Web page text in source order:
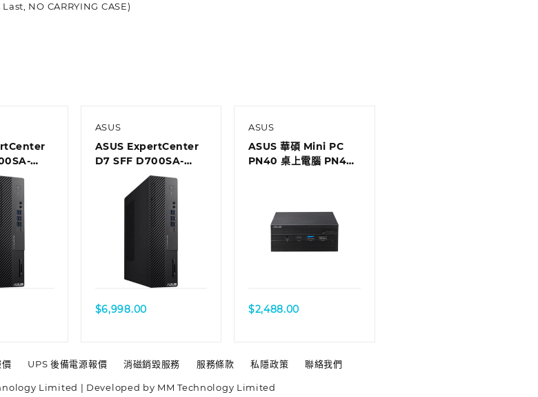
NO CARRYING CASE)
Desktop
ASUS
ASUS ExpertCenter
D7 SFF D700SA-
510400035T
Desktop
$6,998.00
ASUS
ASUS 華碩 Mini PC
PN40 桌上電腦 PN40-
$2,488.00
UPS 後備電源報價 消磁銷毀服務 服務條款 私隱政策 聯絡我們
Limited | Developed by MM Technology Limited